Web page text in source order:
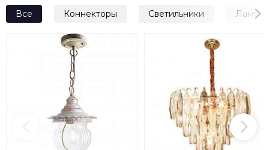
Все Коннекторы Светильники Лампы